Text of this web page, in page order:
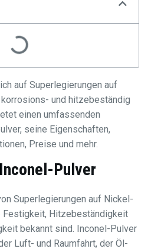
auf Superlegierungen auf
und hitzebeständig
einen umfassenden
seine Eigenschaften,
Preise und mehr.
Pulver
Superlegierungen auf Nickel-
Festigkeit, Hitzebeständigkeit
bekannt sind. Inconel-Pulver
Luft- und Raumfahrt, der Öl-